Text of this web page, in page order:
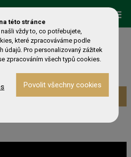
Prevděpodobně již skončil.
aktuální turnaje »
této stránce
vždy to, co potřebujete,
které zpracováváme podle
údajů. Pro personalizovaný zážitek
zpracováním všech typů cookies.